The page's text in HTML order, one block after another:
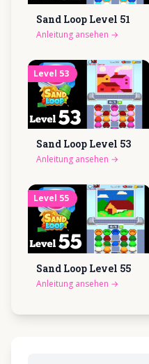
Sand Loop Level 51
Anleitung ansehen →
Level 53
Sand Loop Level 53
Anleitung ansehen →
Level 55
Sand Loop Level 55
Anleitung ansehen →